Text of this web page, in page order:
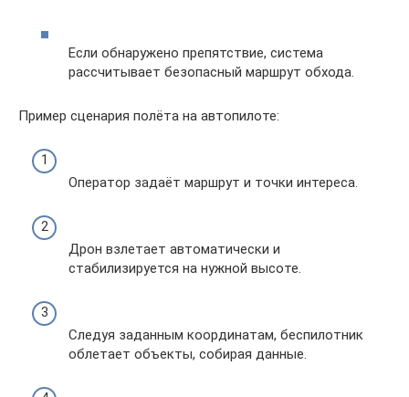
Если обнаружено препятствие, система
рассчитывает безопасный маршрут обхода.
Пример сценария полёта на автопилоте:
Оператор задаёт маршрут и точки интереса.
Дрон взлетает автоматически и
стабилизируется на нужной высоте.
Следуя заданным координатам, беспилотник
облетает объекты, собирая данные.